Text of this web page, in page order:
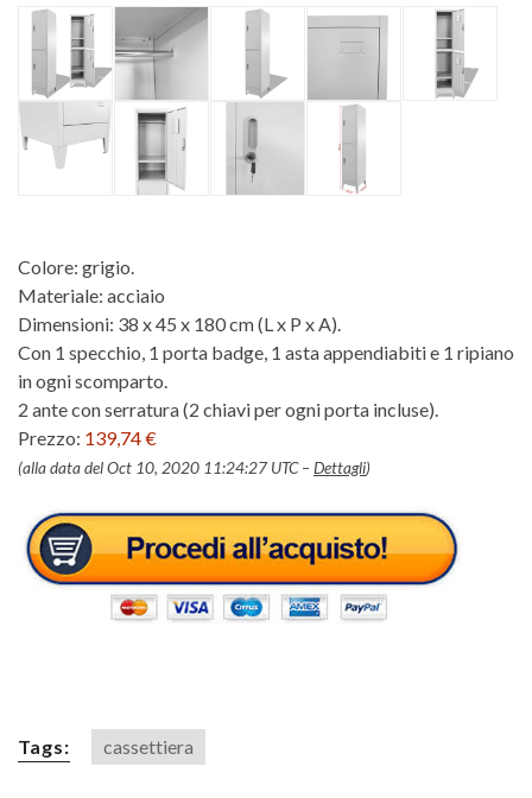
Colore: grigio.
Materiale: acciaio
Dimensioni: 38 x 45 x 180 cm (L x P x A).
Con 1 specchio, 1 porta badge, 1 asta appendiabiti e 1 ripiano
in ogni scomparto.
2 ante con serratura (2 chiavi per ogni porta incluse).
Prezzo: 139,74 €
(alla data del Oct 10, 2020 11:24:27 UTC – Dettagli)
Tags: cassettiera